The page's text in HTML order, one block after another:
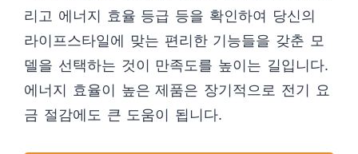
리고 에너지 효율 등급 등을 확인하여 당신의
라이프스타일에 맞는 편리한 기능들을 갖춘 모
델을 선택하는 것이 만족도를 높이는 길입니다.
에너지 효율이 높은 제품은 장기적으로 전기 요
금 절감에도 큰 도움이 됩니다.